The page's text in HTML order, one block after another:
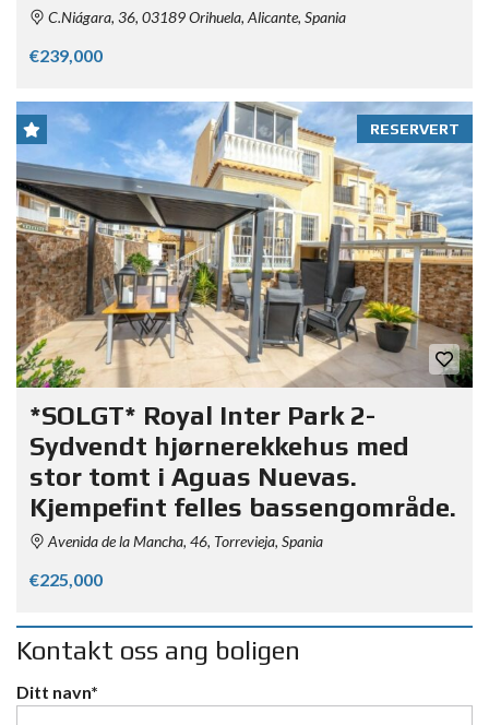
C.Niágara, 36, 03189 Orihuela, Alicante, Spania
€239,000
RESERVERT
*SOLGT* Royal Inter Park 2-
Sydvendt hjørnerekkehus med
stor tomt i Aguas Nuevas.
Kjempefint felles bassengområde.
Avenida de la Mancha, 46, Torrevieja, Spania
€225,000
Kontakt oss ang boligen
Ditt navn*